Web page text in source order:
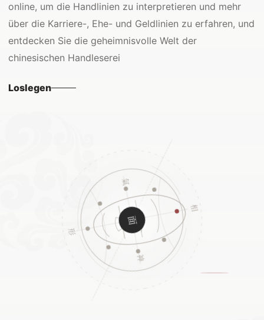
online, um die Handlinien zu interpretieren und mehr
über die Karriere-, Ehe- und Geldlinien zu erfahren, und
entdecken Sie die geheimnisvolle Welt der
chinesischen Handleserei
Loslegen